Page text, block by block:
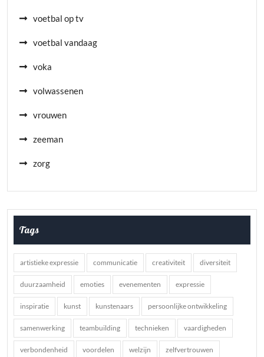
voetbal op tv
voetbal vandaag
voka
volwassenen
vrouwen
zeeman
zorg
Tags
artistieke expressie communicatie creativiteit diversiteit
duurzaamheid emoties evenementen expressie
inspiratie kunst kunstenaars persoonlijke ontwikkeling
samenwerking teambuilding technieken vaardigheden
verbondenheid voordelen welzijn zelfvertrouwen